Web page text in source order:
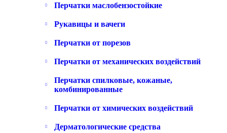
Перчатки маслобензостойкие
Рукавицы и вачеги
Перчатки от порезов
Перчатки от механических воздействий
Перчатки спилковые, кожаные,
комбинированные
Перчатки от химических воздействий
Дерматологические средства